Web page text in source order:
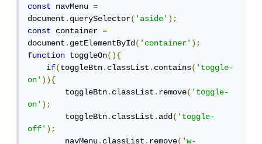
const
navMenu =
document.querySelector('aside');
const
container =
document.getElementById('container');
function toggleOn(){
if(toggleBtn.classList.contains('toggle-
on')){
        toggleBtn
.classList.remove('toggle-
on');
        toggleBtn
.classList.add('toggle-
off');
        navMenu
.classList.remove('w-